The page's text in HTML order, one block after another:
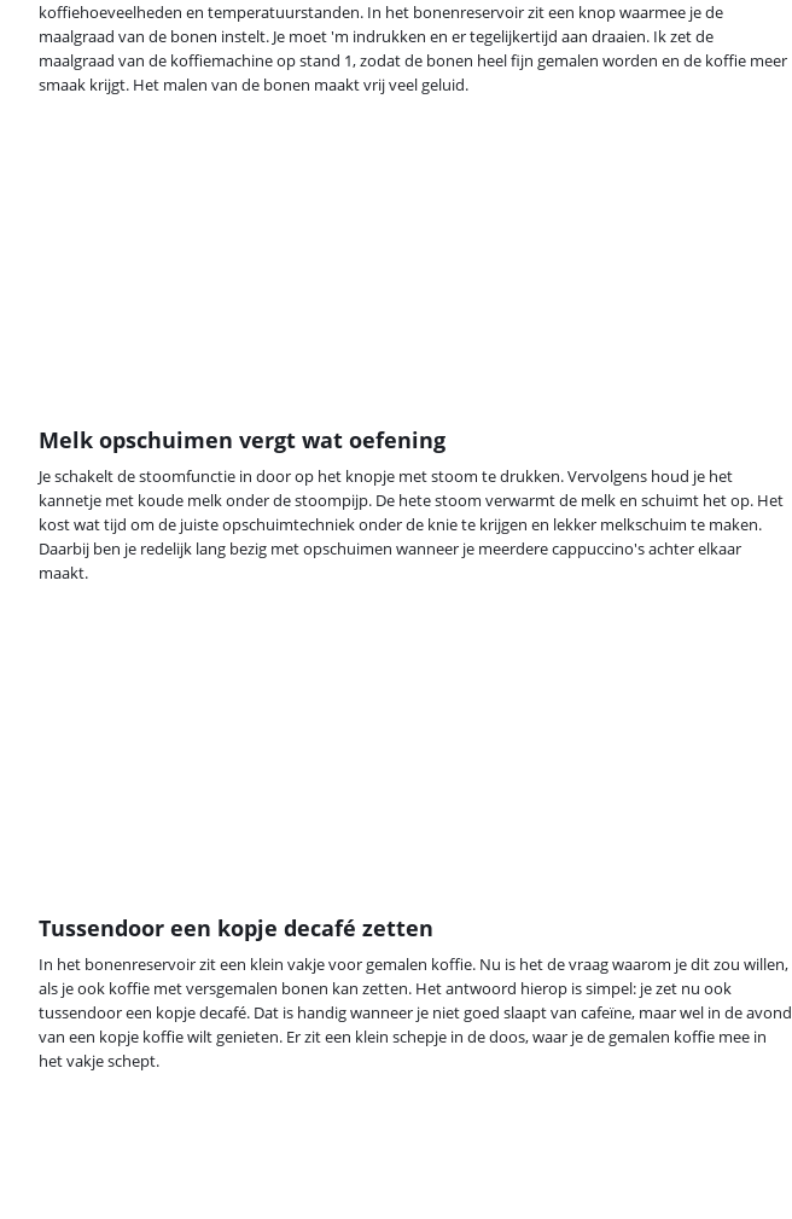
koffiehoeveelheden en temperatuurstanden. In het bonenreservoir zit een knop waarmee je de
maalgraad van de bonen instelt. Je moet 'm indrukken en er tegelijkertijd aan draaien. Ik zet de
maalgraad van de koffiemachine op stand 1, zodat de bonen heel fijn gemalen worden en de koffie meer
smaak krijgt. Het malen van de bonen maakt vrij veel geluid.
Melk opschuimen vergt wat oefening
Je schakelt de stoomfunctie in door op het knopje met stoom te drukken. Vervolgens houd je het
kannetje met koude melk onder de stoompijp. De hete stoom verwarmt de melk en schuimt het op. Het
kost wat tijd om de juiste opschuimtechniek onder de knie te krijgen en lekker melkschuim te maken.
Daarbij ben je redelijk lang bezig met opschuimen wanneer je meerdere cappuccino's achter elkaar
maakt.
Tussendoor een kopje decafé zetten
In het bonenreservoir zit een klein vakje voor gemalen koffie. Nu is het de vraag waarom je dit zou willen,
als je ook koffie met versgemalen bonen kan zetten. Het antwoord hierop is simpel: je zet nu ook
tussendoor een kopje decafé. Dat is handig wanneer je niet goed slaapt van cafeïne, maar wel in de avond
van een kopje koffie wilt genieten. Er zit een klein schepje in de doos, waar je de gemalen koffie mee in
het vakje schept.